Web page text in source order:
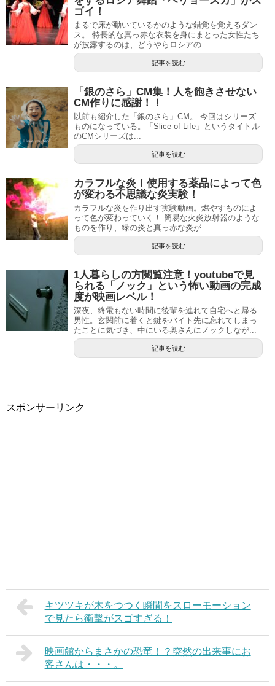
ゴイ！
まるで床が動いているかのような錯覚を覚えるダン
ス。 特長的な真っ赤な衣装を身にまとった女性たち
が披露するのは、どうやらロシアの...
記事を読む
「銀のさら」CM集！人を飽きさせない
CM作りに感謝！！
以前も紹介した「銀のさら」CM。 今回はシリーズ
ものになっている。「Slice of Life」というタイトル
のCMシリーズは...
記事を読む
カラフルな炎！使用する薬品によって色
が変わる不思議な炎実験！
カラフルな炎を作り出す実験動画。燃やすものによ
って色が変わっていく！ 簡易な火炎放射器のような
ものを作り、緑の炎と真っ赤な炎が...
記事を読む
1人暮らしの方閲覧注意！youtubeで見
られる「ノック」という怖い動画の完成
度が映画レベル！
深夜、終電もない時間に後輩を連れて自宅へと帰る
男性。玄関前に着くと鍵をバイト先に忘れてしまっ
たことに気づき、中にいる奥さんにノックしなが...
記事を読む
スポンサーリンク
キツツキが木をつつく瞬間をスローモーション
で見たら衝撃がスゴすぎる！
映画館からまさかの恐竜！？突然の出来事にお
客さんは・・・。